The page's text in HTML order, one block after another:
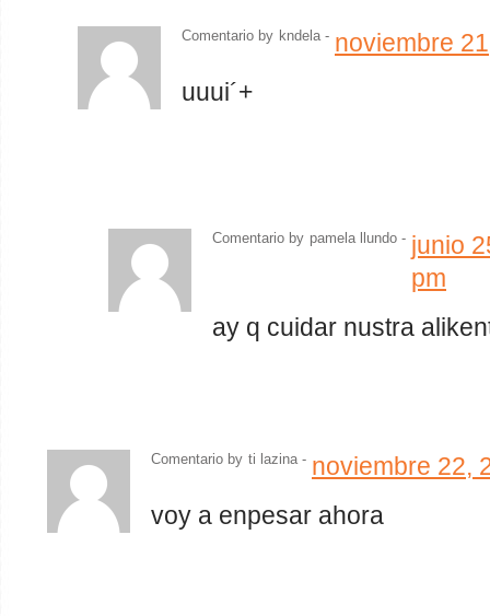
Comentario by kndela- noviembre
uuui´+
Comentario by pamela llundo - junio
pm
ay q cuidar nustra
Comentario by ti lazina- noviembre 22,
voy a enpesar ahora